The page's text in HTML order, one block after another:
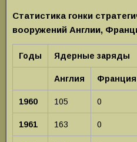
Статистика гонки
вооружений Англии,
Годы Ядерные заряды
Англия Франция
1960 105 0
1961 163 0